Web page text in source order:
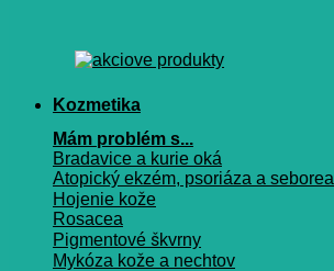
Kozmetika
Mám problém s...
Bradavice a kurie oká
Atopický ekzém, psoriáza a seborea
Hojenie kože
Rosacea
Pigmentové škvrny
Mykóza kože a nechtov